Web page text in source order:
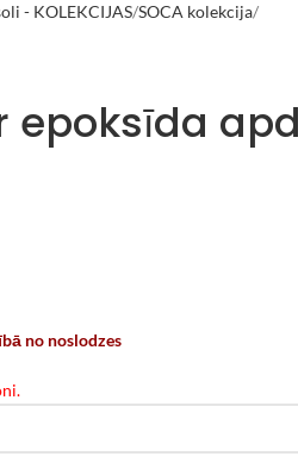
- KOLEKCIJAS SOCA kolekcija
epoksīda
no noslodzes